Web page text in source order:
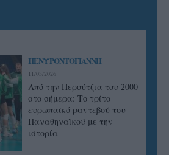
ΠΕΝΥ ΡΟΝΤΟΓΙΑΝΝΗ
11/03/2026
Από την Περούτζια του 2000
στο σήμερα: Tο τρίτο
ευρωπαϊκό ραντεβού του
Παναθηναϊκού με την
ιστορία